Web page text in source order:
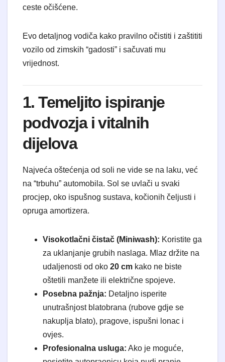
ceste očišćene.
Evo detaljnog vodiča kako pravilno očistiti i zaštititi
vozilo od zimskih “gadosti” i sačuvati mu
vrijednost.
1. Temeljito ispiranje
podvozja i vitalnih
dijelova
Najveća oštećenja od soli ne vide se na laku, već
na “trbuhu” automobila. Sol se uvlači u svaki
procjep, oko ispušnog sustava, kočionih čeljusti i
opruga amortizera.
Visokotlačni čistač (Miniwash): Koristite ga
za uklanjanje grubih naslaga. Mlaz držite na
udaljenosti od oko 20 cm kako ne biste
oštetili manžete ili električne spojeve.
Posebna pažnja: Detaljno isperite
unutrašnjost blatobrana (rubove gdje se
nakuplja blato), pragove, ispušni lonac i
ovjes.
Profesionalna usluga: Ako je moguće,